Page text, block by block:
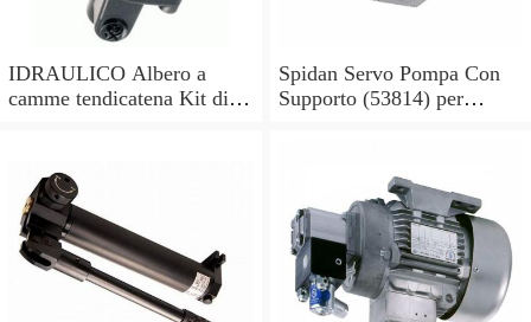
IDRAULICO Albero a
camme tendicatena Kit di
Spidan Servo Pompa Con
Supporto (53814) per